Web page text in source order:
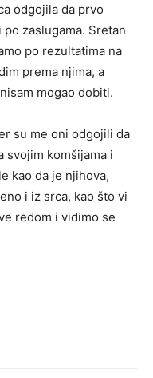
odgojila da prvo
zaslugama. Sretan
po rezultatima na
prema njima, a
mogao dobiti.
su me oni odgojili da
svojim komšijama i
kao da je njihova,
i iz srca, kao što vi
redom i vidimo se